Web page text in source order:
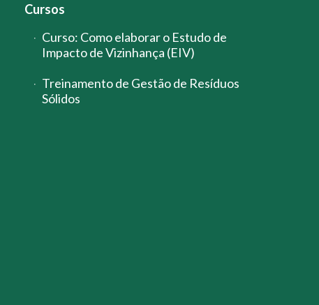
Cursos
Curso: Como elaborar o Estudo de
Impacto de Vizinhança (EIV)
Treinamento de Gestão de Resíduos
Sólidos